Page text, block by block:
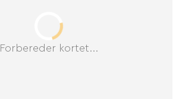
Forbereder kortet...